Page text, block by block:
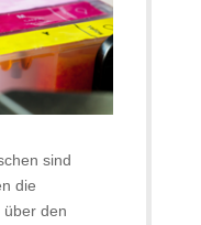
sind
die
über den